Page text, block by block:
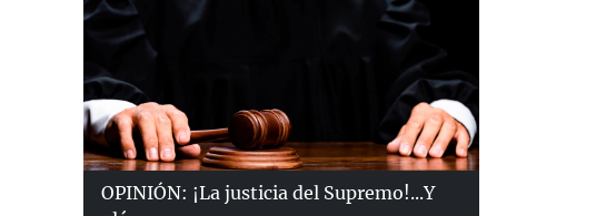
OPINIÓN: ¡La justicia del Supremo!...Y